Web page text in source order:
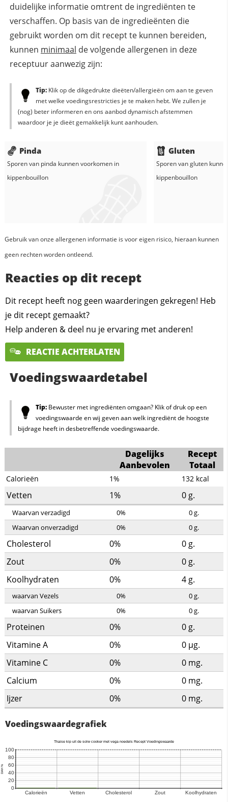
duidelijke informatie omtrent de ingrediënten te
verschaffen. Op basis van de ingredieënten die
gebruikt worden om dit recept te kunnen bereiden,
kunnen minimaal de volgende allergenen in deze
receptuur aanwezig zijn:
Tip:Klik op de dikgedrukte dieëten/allergieën om aan te geven
met welke voedingsrestricties je te maken hebt. We zullen je
(nog) beter informeren en ons aanbod dynamisch afstemmen
waardoor je je dieët gemakkelijk kunt aanhouden.
Pinda
Sporen van pinda kunnen voorkomen in
kippenbouillon
Gluten
Sporen van gluten
kippenbouillon
Gebruik van onze allergenen informatie is voor eigen risico, hieraan kunnen
geen rechten worden ontleend.
Reacties op dit recept
Dit recept heeft nog geen waarderingen gekregen! Heb
je dit recept gemaakt?
Help anderen & deel nu je ervaring met anderen!
REACTIE ACHTERLATEN
Voedingswaardetabel
Tip:Bewuster met ingrediënten omgaan? Klik of druk op een
voedingswaarde en wij geven aan welk ingrediënt de hoogste
bijdrage heeft in desbetreffende voedingswaarde.
Dagelijks
Aanbevolen
Recept
Totaal
Calorieën 1% 132 kcal
Vetten 1% 0 g.
Waarvan verzadigd 0% 0g.
Waarvan onverzadigd
0% 0g.
Cholesterol 0% 0 g.
Zout
0% 0 g.
Koolhydraten
0% 4 g.
waarvan Vezels 0% 0g.
waarvan Suikers
0% 0g.
Proteinen 0% 0 g.
Vitamine A
0% 0 µg.
Vitamine C
0% 0 mg.
Calcium
0% 0 mg.
Ijzer
0% 0 mg.
Voedingswaardegrafiek